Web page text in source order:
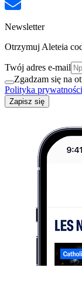
Newsletter
Otrzymuj Aleteia
Twój adres e-mail
Zgadzam się na
Polityka
Zapisz się